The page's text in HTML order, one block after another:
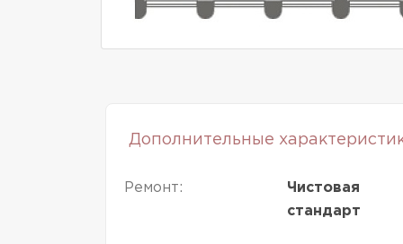
Дополнительные
Ремонт:
Чистовая
стандарт